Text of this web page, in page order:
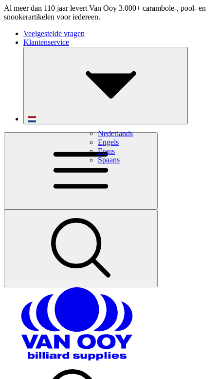
Al meer dan 110 jaar levert Van Ooy 3.000+ carambole-, pool- en
snookerartikelen voor iedereen.
Veelgestelde vragen
Klantenservice
Nederlands
Engels
Frans
Spaans